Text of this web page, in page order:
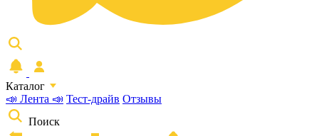
Каталог
📣 Лента 📣 Тест-драйв Отзывы
Поиск